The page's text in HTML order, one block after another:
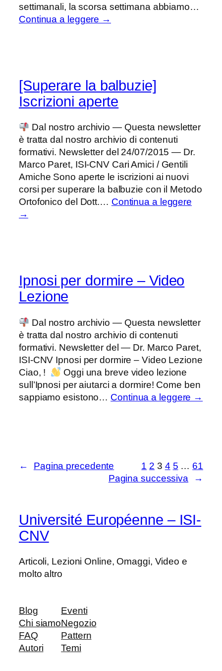
settimanali, la scorsa settimana abbiamo…
Continua a leggere →
[Superare la balbuzie]
Iscrizioni aperte
Dal nostro archivio — Questa newsletter
è tratta dal nostro archivio di contenuti
formativi. Newsletter del 24/07/2015 — Dr.
Marco Paret, ISI-CNV Cari Amici / Gentili
Amiche Sono aperte le iscrizioni ai nuovi
corsi per superare la balbuzie con il Metodo
Ortofonico del Dott.… Continua a leggere
→
Ipnosi per dormire – Video
Lezione
Dal nostro archivio — Questa newsletter
è tratta dal nostro archivio di contenuti
formativi. Newsletter del — Dr. Marco Paret,
ISI-CNV Ipnosi per dormire – Video Lezione
Ciao, !
Oggi una breve video lezione
sull’Ipnosi per aiutarci a dormire! Come ben
sappiamo esistono… Continua a leggere →
← Pagina precedente 1 2 3 4 5 … 61
Pagina successiva
→
Université Européenne – ISI-
CNV
Articoli, Lezioni Online, Omaggi, Video e
molto altro
Blog
Chi siamo
FAQ
Autori
Eventi
Negozio
Pattern
Temi